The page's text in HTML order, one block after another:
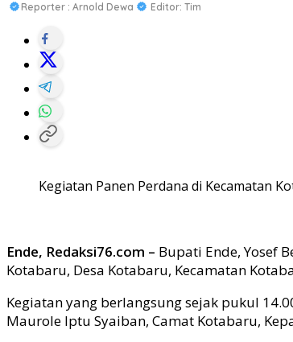
Reporter : Arnold Dewa Editor: Tim
Kegiatan Panen Perdana di Kecamatan
Ende, Redaksi76.com – Bupati Ende, Yosef
Kotabaru, Desa Kotabaru, Kecamatan
Kegiatan yang berlangsung sejak pukul
Maurole Iptu Syaiban, Camat Kotabaru,